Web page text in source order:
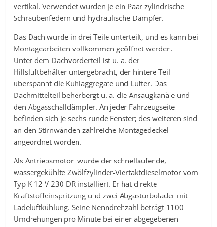
vertikal. Verwendet wurden je ein Paar zylindrische
Schraubenfedern und hydraulische Dämpfer.
Das Dach wurde in drei Teile unterteilt, und es kann bei
Montagearbeiten vollkommen geöffnet werden.
Unter dem Dachvorderteil ist u. a. der
Hillsluftbehälter untergebracht, der hintere Teil
überspannt die Kühlaggregate und Lüfter. Das
Dachmittelteil beherbergt u. a. die Ansaugkanäle und
den Abgasschalldämpfer. An jeder Fahrzeugseite
befinden sich je sechs runde Fenster; des weiteren sind
an den Stirnwänden zahlreiche Montagedeckel
angeordnet worden.
Als Antriebsmotor wurde der schnellaufende,
wassergekühlte Zwölfzylinder-Viertaktdieselmotor vom
Typ K 12 V 230 DR installiert. Er hat direkte
Kraftstoffeinspritzung und zwei Abgasturbolader mit
Ladeluftkühlung. Seine Nenndrehzahl beträgt 1100
Umdrehungen pro Minute bei einer abgegebenen